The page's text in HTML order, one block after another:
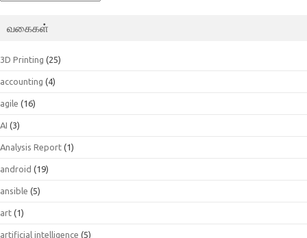
வகைகள்
3D Printing (25)
accounting (4)
agile (16)
AI (3)
Analysis Report (1)
android (19)
ansible (5)
art (1)
artificial intelligence (5)